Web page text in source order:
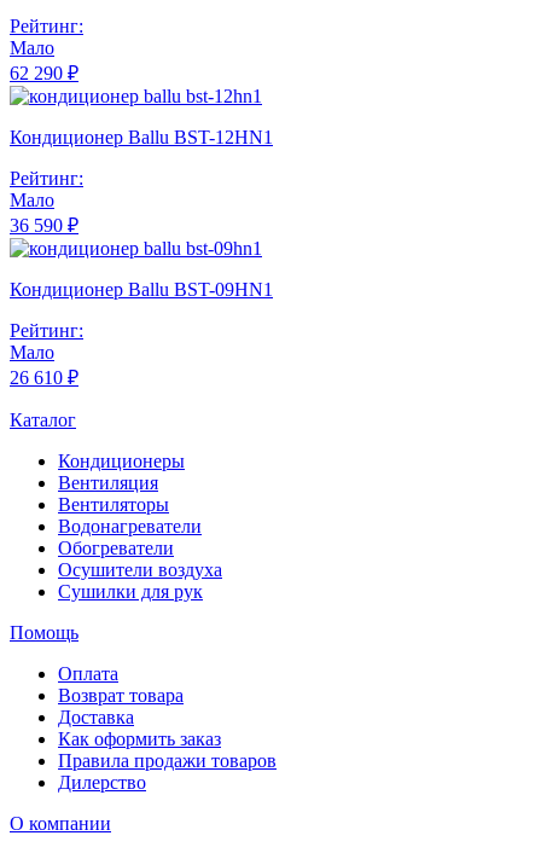
Рейтинг:
Мало
62 290 ₽
Кондиционер Ballu BST-12HN1
Рейтинг:
Мало
36 590 ₽
Кондиционер Ballu BST-09HN1
Рейтинг:
Мало
26 610 ₽
Каталог
Кондиционеры
Вентиляция
Вентиляторы
Водонагреватели
Обогреватели
Осушители воздуха
Сушилки для рук
Помощь
Оплата
Возврат товара
Доставка
Как оформить заказ
Правила продажи товаров
Дилерство
О компании